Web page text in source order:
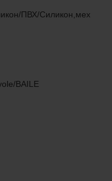
ПВХ/Силикон,мех
BAILE